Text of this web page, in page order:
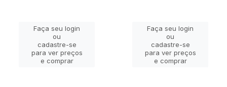
Faça seu login
ou
cadastre-se
para ver preços
e comprar
Faça seu login
ou
cadastre-se
para ver preços
e comprar